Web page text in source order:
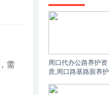
需
周口代办公路养护资
质,周口路基路面养护